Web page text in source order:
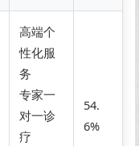
高端个
性化服
务
专家一
对一诊
疗
54.
6%